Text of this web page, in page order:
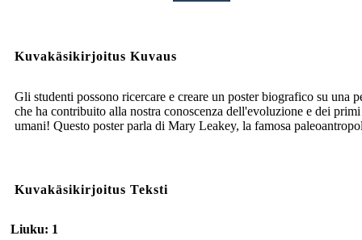
Kuvakäsikirjoitus Kuvaus
Gli studenti possono ricercare e creare un poster biografico su una
che ha contribuito alla nostra conoscenza dell'evoluzione e dei primi
umani! Questo poster parla di Mary Leakey, la famosa
Kuvakäsikirjoitus Teksti
Liuku: 1